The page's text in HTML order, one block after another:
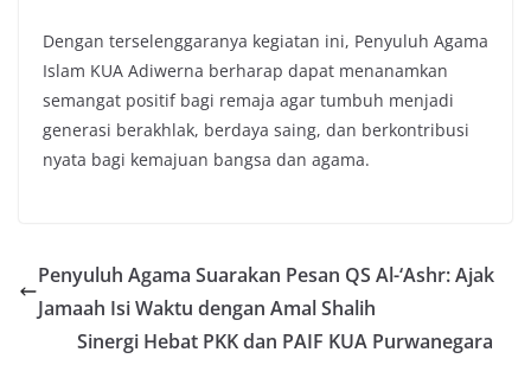
Dengan terselenggaranya kegiatan ini, Penyuluh Agama
Islam KUA Adiwerna berharap dapat menanamkan
semangat positif bagi remaja agar tumbuh menjadi
generasi berakhlak, berdaya saing, dan berkontribusi
nyata bagi kemajuan bangsa dan agama.
Penyuluh Agama Suarakan Pesan QS Al-‘Ashr: Ajak
Jamaah Isi Waktu dengan Amal Shalih
Sinergi Hebat PKK dan PAIF KUA Purwanegara